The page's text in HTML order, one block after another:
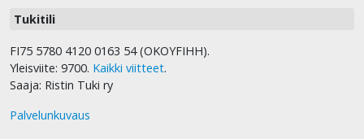
Tukitili
FI75 5780 4120 0163 54 (OKOYFIHH).
Yleisviite: 9700. Kaikki viitteet.
Saaja: Ristin Tuki ry
Palvelunkuvaus